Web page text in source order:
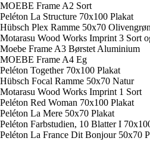
MOEBE Frame A2 Sort
Peléton La Structure 70x100 Plakat
Hübsch Plex Ramme 50x70
Motarasu Wood Works Imprint 3 Sort
Moebe Frame A3 Børstet Aluminium
MOEBE Frame A4 Eg
Peléton Together 70x100 Plakat
Hübsch Focal Ramme 50x70 Natur
Motarasu Wood Works Imprint 1 Sort
Peléton Red Woman 70x100 Plakat
Peléton La Mere 50x70 Plakat
Peléton Farbstudien, 10 Blatter I
Peléton La France Dit Bonjour 50x70